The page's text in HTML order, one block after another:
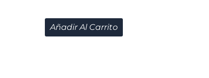
Añadir Al Carrito